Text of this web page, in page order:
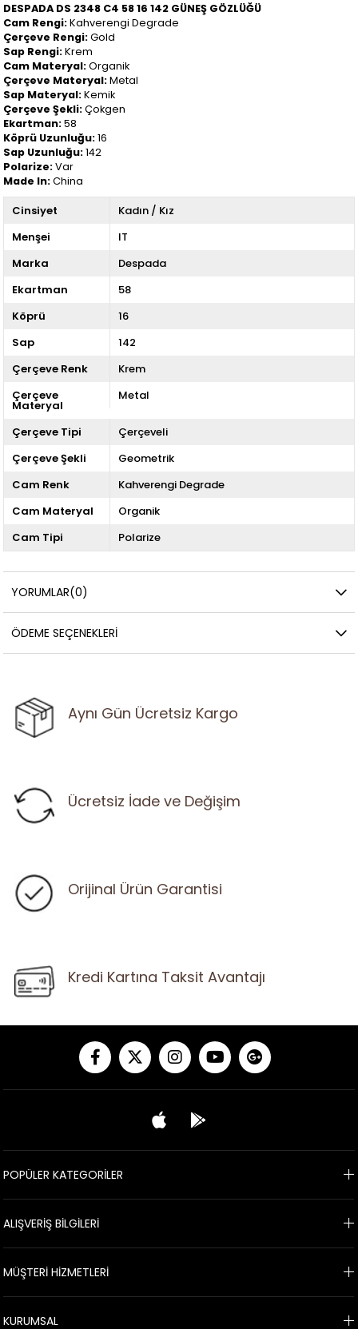
DESPADA DS 2348 C4 58 16 142 GÜNEŞ GÖZLÜĞÜ
Cam Rengi:Kahverengi Degrade
Çerçeve Rengi:Gold
Sap Rengi:Krem
Cam Materyal:Organik
Çerçeve Materyal:Metal
Sap Materyal:Kemik
Çerçeve Şekli:Çokgen
Ekartman:58
Köprü Uzunluğu:16
Sap Uzunluğu:142
Polarize:Var
Made In:China
Cinsiyet
Kadın / Kız
Menşei
IT
Marka
Despada
Ekartman
58
Köprü
16
Sap
142
Çerçeve Renk
Krem
Çerçeve
Materyal
Metal
Çerçeve Tipi
Çerçeveli
Çerçeve Şekli
Geometrik
Cam Renk
Kahverengi Degrade
Cam Materyal
Organik
Cam Tipi
Polarize
YORUMLAR(0)
ÖDEME SEÇENEKLERI
Aynı Gün Ücretsiz Kargo
Ücretsiz İade ve Değişim
Orijinal Ürün Garantisi
Kredi Kartına Taksit Avantajı
POPÜLER KATEGORİLER
ALIŞVERİŞ BİLGİLERİ
MÜŞTERİ HİZMETLERİ
KURUMSAL